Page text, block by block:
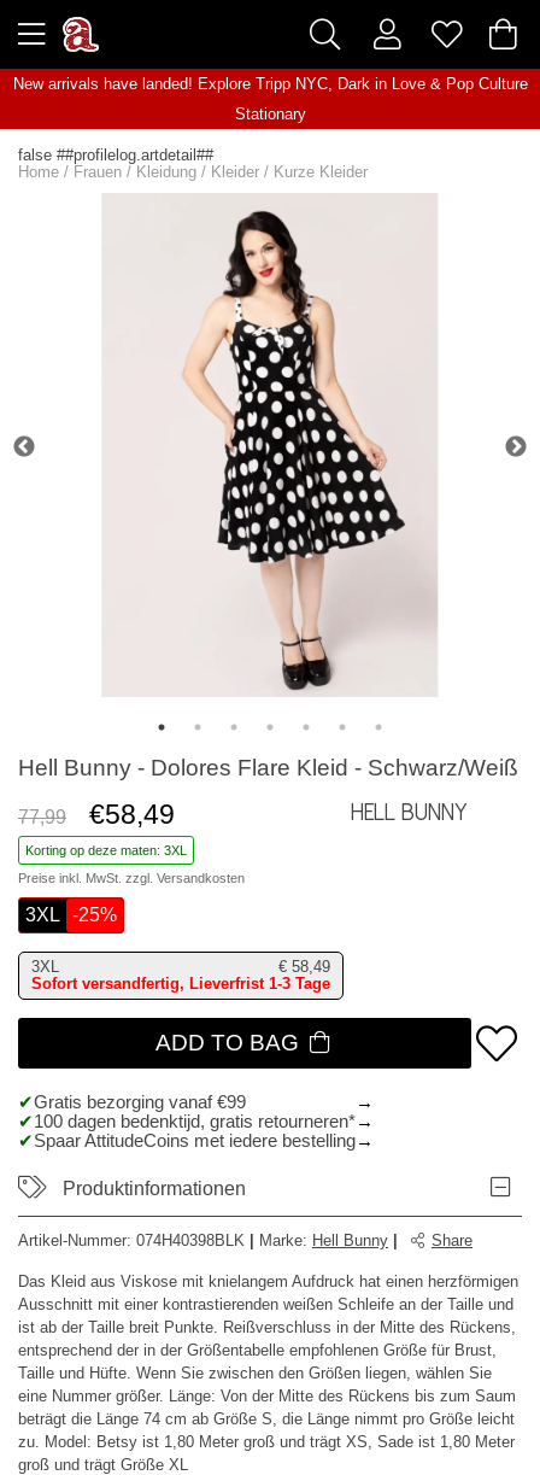
New arrivals have landed! Explore Tripp NYC, Dark in Love& Pop Culture
Stationary
false ##profilelog.artdetail##
Home / Frauen / Kleidung / Kleider / Kurze Kleider
Hell Bunny - Dolores Flare Kleid - Schwarz/Weiß
77,99 €58,49
Korting op deze maten: 3XL
Preise inkl. MwSt. zzgl. Versandkosten
Hell Bunny
3XL -25%
3XL € 58,49
Sofort versandfertig, Lieverfrist 1-3 Tage
ADD TO BAG
Gratis bezorging vanaf €99
100 dagen bedenktijd, gratis retourneren*
Spaar AttitudeCoins met iedere bestelling
Produktinformationen
Artikel-Nummer: 074H40398BLK Marke: Hell Bunny Share
Das Kleid aus Viskose mit knielangem Aufdruck hat einen herzförmigen
Ausschnitt mit einer kontrastierenden weißen Schleife an der Taille und
ist ab der Taille breit Punkte. Reißverschluss in der Mitte des Rückens,
entsprechend der in der Größentabelle empfohlenen Größe für Brust,
Taille und Hüfte. Wenn Sie zwischen den Größen liegen, wählen Sie
eine Nummer größer. Länge: Von der Mitte des Rückens bis zum Saum
beträgt die Länge 74 cm ab Größe S, die Länge nimmt pro Größe leicht
zu. Model: Betsy ist 1,80 Meter groß und trägt XS, Sade ist 1,80 Meter
groß und trägt Größe XL